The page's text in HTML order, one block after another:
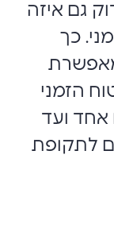
גם איזה
כך
מאפשרת
הזמני
אחד ועד
עד 35 פעמים לתקופת